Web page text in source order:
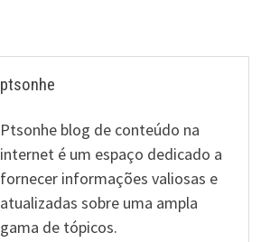
ptsonhe
Ptsonhe blog de conteúdo na
internet é um espaço dedicado a
fornecer informações valiosas e
atualizadas sobre uma ampla
gama de tópicos.